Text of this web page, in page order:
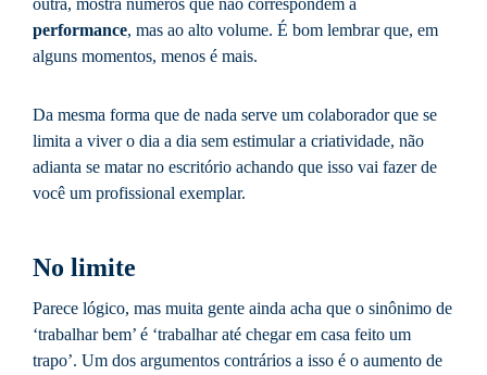
performance, mas ao alto volume. É bom lembrar que, em
alguns momentos, menos é mais.
Da mesma forma que de nada serve um colaborador que se
limita a viver o dia a dia sem estimular a criatividade, não
adianta se matar no escritório achando que isso vai fazer de
você um profissional exemplar.
No limite
Parece lógico, mas muita gente ainda acha que o sinônimo de
‘trabalhar bem’ é ‘trabalhar até chegar em casa feito um
trapo’. Um dos argumentos contrários a isso é o aumento de